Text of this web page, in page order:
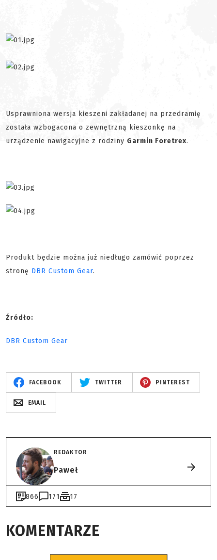
Usprawniona wersja kieszeni zakładanej na przedramię
została wzbogacona o zewnętrzną kieszonkę na
urządzenie nawigacyjne z rodziny Garmin Foretrex.
Produkt będzie można już niedługo zamówić poprzez
stronę DBR Custom Gear.
Źródło:
DBR Custom Gear
FACEBOOK TWITTER PINTEREST
EMAIL
REDAKTOR
Paweł
866 171 17
KOMENTARZE